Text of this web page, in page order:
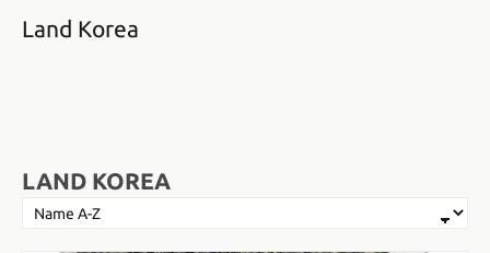
Land Korea
LAND KOREA